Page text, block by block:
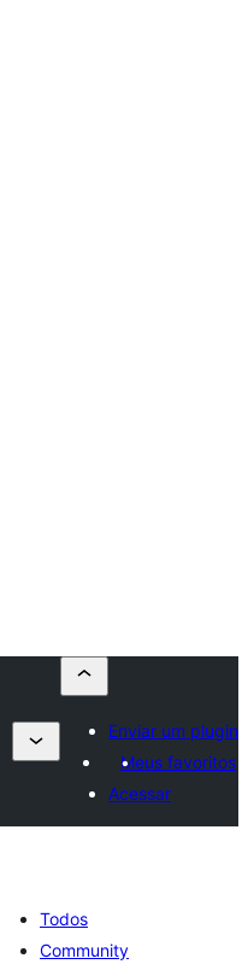
Enviar um plugin
Meus favoritos
Acessar
Todos
Community